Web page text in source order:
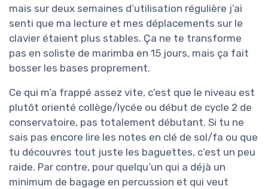
mais sur deux semaines d’utilisation régulière j’ai
senti que ma lecture et mes déplacements sur le
clavier étaient plus stables. Ça ne te transforme
pas en soliste de marimba en 15 jours, mais ça fait
bosser les bases proprement.
Ce qui m’a frappé assez vite, c’est que le niveau est
plutôt orienté collège/lycée ou début de cycle 2 de
conservatoire, pas totalement débutant. Si tu ne
sais pas encore lire les notes en clé de sol/fa ou que
tu découvres tout juste les baguettes, c’est un peu
raide. Par contre, pour quelqu’un qui a déjà un
minimum de bagage en percussion et qui veut